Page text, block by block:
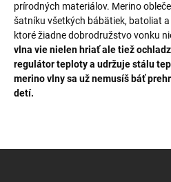
prírodných materiálov. Merino
šatníku všetkých bábätiek, batoliat
ktoré žiadne dobrodružstvo vonku
vlna vie nielen hriať ale tiež
regulátor teploty a udržuje stálu
merino vlny sa už nemusíš báť
detí.